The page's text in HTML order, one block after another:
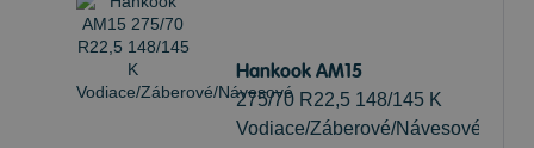
Hankook AM15
275/70 R22,5 148/145 K
Vodiace/Záberové/Návesové